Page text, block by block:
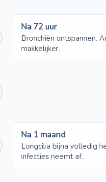
Na 72 uur
Bronchiën ontspannen.
makkelijker.
Na 1 maand
Longcilia bijna volledig
infecties neemt af.